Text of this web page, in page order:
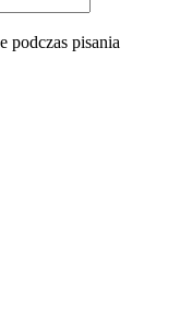
podczas pisania